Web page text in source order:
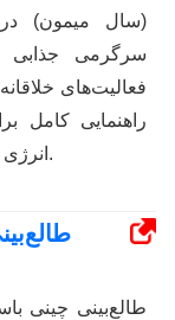
(سال میمون)
سرگرمی جذابی
فعالیت‌های
راهنمایی کامل
انرژی مثبت و ماجراجویی با تمرکز بر زودیاک چینی.